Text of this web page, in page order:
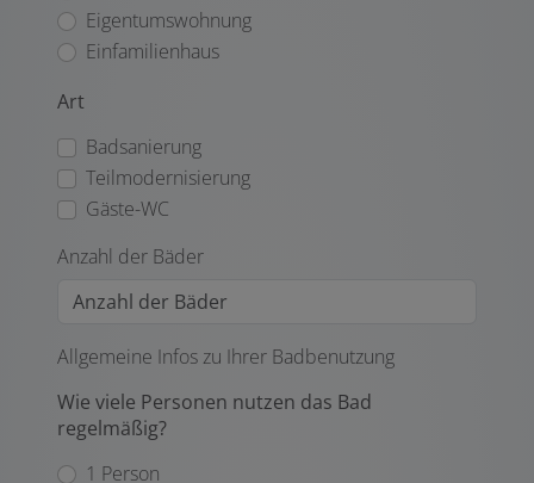
Eigentumswohnung
Einfamilienhaus
Art
Badsanierung
Teilmodernisierung
Gäste-WC
Anzahl der Bäder
Allgemeine Infos zu Ihrer Badbenutzung
Wie viele Personen nutzen das Bad
regelmäßig?
1 Person